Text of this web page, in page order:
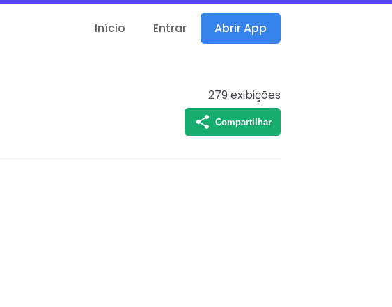
Início Entrar Abrir App
279 exibições
Compartilhar